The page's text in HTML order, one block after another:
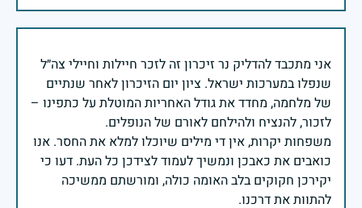
אני מתכבד להדליק נר זיכרון זה לזכר חיילות וחיילי צה״ל
שנפלו במערכות ישראל. ציון יום הזיכרון לאחר שנתיים
של מלחמה, מחדד את גודל האחריות המוטלת על כתפינו –
משפחות יקרות, אין די מילים שיוכלו למלא את החסר. אנו
כואבים את כאבכן ונמשיך לעמוד לצידכן כל העת. דעו כי
יקירכן חקוקים בלב האומה כולה, ומורשתם ממשיכה